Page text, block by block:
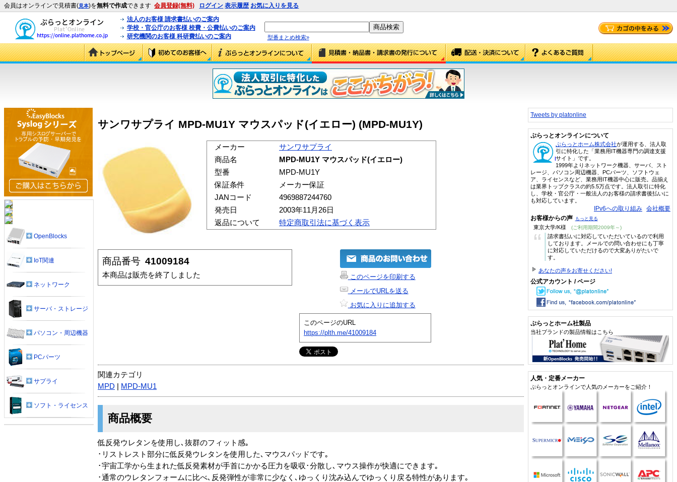
会員はオンラインで見積書(見本)を無料で作成できます 会員登録(無料) ログイン 表示履歴 お気に入りを見る
法人のお客様 請求書払いのご案内
学校・官公庁のお客様 校費・公費払いのご案内
研究機関のお客様 科研費払いのご案内
型番まとめ検索»
サンワサプライ MPD-MU1Y マウスパッド(イエロー) (MPD-MU1Y)
メーカー
サンワサプライ
商品名
MPD-MU1Y マウスパッド(イエロー)
型番
MPD-MU1Y
保証条件
メーカー保証
JANコード
4969887244760
発売日
2003年11月26日
返品について
特定商取引法に基づく表示
商品番号 41009184
本商品は販売を終了しました
このページを印刷する
メールでURLを送る
お気に入りに追加する
このページのURL
https://plth.me/41009184
関連カテゴリ
MPD
MPD-MU1
商品概要
低反発ウレタンを使用し､抜群のフィット感｡
･リストレスト部分に低反発ウレタンを使用した､マウスパッドです｡
･宇宙工学から生まれた低反発素材が手首にかかる圧力を吸収･分散し､マウス操作が快適にできます｡
･通常のウレタンフォームに比べ､反発弾性が非常に少なく､ゆっくり沈み込んでゆっくり戻る特性があります｡
OpenBlocks
IoT関連
ネットワーク
サーバ・ストレージ
パソコン・周辺機器
PCパーツ
サプライ
ソフト・ライセンス
Tweets by platonline
ぷらっとオンラインについて
ぷらっとホーム株式会社が運用する、法人取
引に特化した「業務用IT機器専門の調達支援
サイト」です。
1999年よりネットワーク機器、サーバ、スト
レージ、パソコン周辺機器、PCパーツ、ソフトウェ
ア、ライセンスなど、業務用IT機器中心に販売。品揃え
は業界トップクラスの約5.5万点です。法人取引に特化
し、学校・官公庁・一般法人のお客様の請求書後払いに
も対応しています。
IPv6への取り組み 会社概要
お客様からの声 もっと見る
東京大学/K様 (ご利用期間2009年～)
“
請求書払いに対応していただいているので利用
しております。メールでの問い合わせにも丁寧
に対応していただけるので大変ありがたいで
す。
あなたの声をお寄せください!
公式アカウント / ページ
ぷらっとホーム社製品
当社ブランドの製品情報はこちら
人気・定番メーカー
ぷらっとオンラインで人気のメーカーをご紹介！